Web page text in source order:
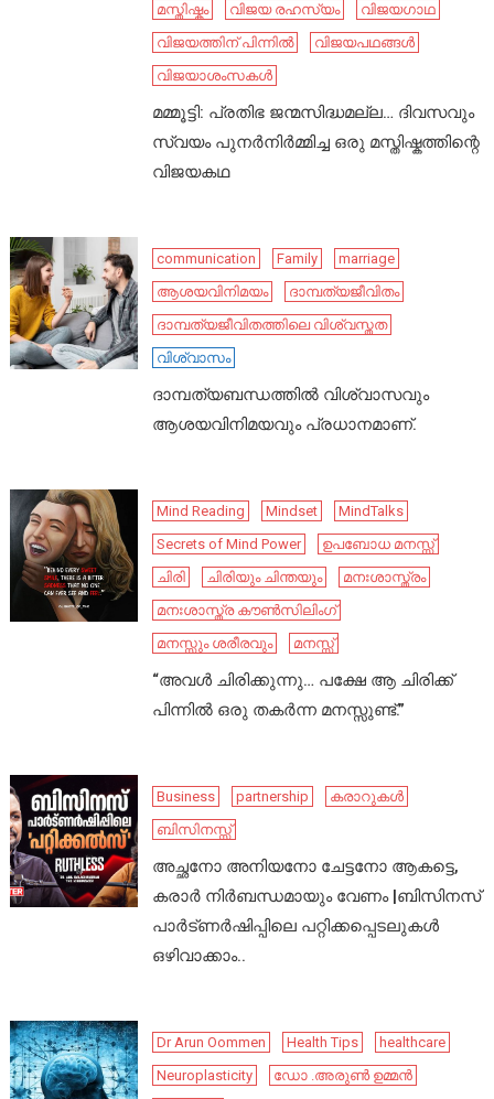
മസ്തിഷ്കം
വിജയ രഹസ്യം
വിജയഗാഥ
വിജയത്തിന് പിന്നിൽ
വിജയപഥങ്ങൾ
വിജയാശംസകൾ
മമ്മൂട്ടി: പ്രതിഭ ജന്മസിദ്ധമല്ല… ദിവസവും
സ്വയം പുനർനിർമ്മിച്ച ഒരു മസ്തിഷ്കത്തിന്റെ
വിജയകഥ
communication Family
marriage
ആശയവിനിമയം
ദാമ്പത്യജീവിതം
ദാമ്പത്യജീവിതത്തിലെ വിശ്വസ്തത
വിശ്വാസം
ദാമ്പത്യബന്ധത്തിൽ വിശ്വാസവും
ആശയവിനിമയവും പ്രധാനമാണ്.
Mind Reading Mindset
MindTalks
Secrets of Mind Power
ഉപബോധ മനസ്സ്
ചിരി
ചിരിയും ചിന്തയും
മനഃശാസ്ത്രം
മനഃശാസ്ത്ര കൗൺസിലിംഗ്
മനസ്സും ശരീരവും
മനസ്സ്
“അവൾ ചിരിക്കുന്നു… പക്ഷേ ആ ചിരിക്ക്
പിന്നിൽ ഒരു തകർന്ന മനസ്സുണ്ട്.”
Business partnership
കരാറുകൾ
ബിസിനസ്സ്
അച്ഛനോ അനിയനോ ചേട്ടനോ ആകട്ടെ,
കരാർ നിർബന്ധമായും വേണം |ബിസിനസ്
പാർട്ണർഷിപ്പിലെ പറ്റിക്കപ്പെടലുകൾ
ഒഴിവാക്കാം..
Dr Arun Oommen Health Tips
healthcare
Neuroplasticity
ഡോ .അരുൺ ഉമ്മൻ